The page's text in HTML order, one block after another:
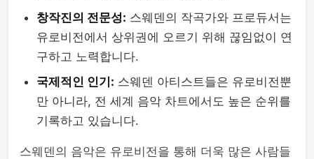
창작진의 전문성: 스웨덴의 작곡가와 프로듀서는
유로비전에서 상위권에 오르기 위해 끊임없이 연
구하고 노력합니다.
국제적인 인기: 스웨덴 아티스트들은 유로비전뿐
만 아니라, 전 세계 음악 차트에서도 높은 순위를
기록하고 있습니다.
스웨덴의 음악은 유로비전을 통해 더욱 많은 사람들